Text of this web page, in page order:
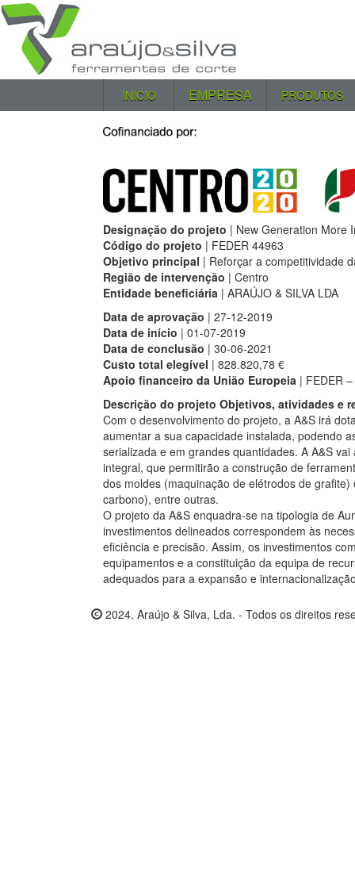
INICIO EMPRESA PRODUTOS
Designação do projeto | New Generation More
Código do projeto | FEDER 44963
Objetivo principal | Reforçar a competitividade
Região de intervenção | Centro
Entidade beneficiária | ARAÚJO & SILVA LDA
Data de aprovação | 27-12-2019
Data de início | 01-07-2019
Data de conclusão | 30-06-2021
Custo total elegível | 828.820,78 €
Apoio financeiro da União Europeia | FEDER
Descrição do projeto Objetivos, atividades e
Com o desenvolvimento do projeto, a A&S irá
aumentar a sua capacidade instalada, podendo
serializada e em grandes quantidades. A A&S
integral, que permitirão a construção de
dos moldes (maquinação de elétrodos de
carbono), entre outras.
O projeto da A&S enquadra-se na tipologia de
investimentos delineados correspondem às
eficiência e precisão. Assim, os investimentos
equipamentos e a constituição da equipa de
adequados para a expansão e
2024. Araújo & Silva, Lda. - Todos os direitos